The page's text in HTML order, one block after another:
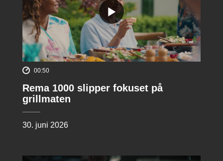
00:50
Rema 1000 slipper fokuset på
grillmaten
30. juni 2026